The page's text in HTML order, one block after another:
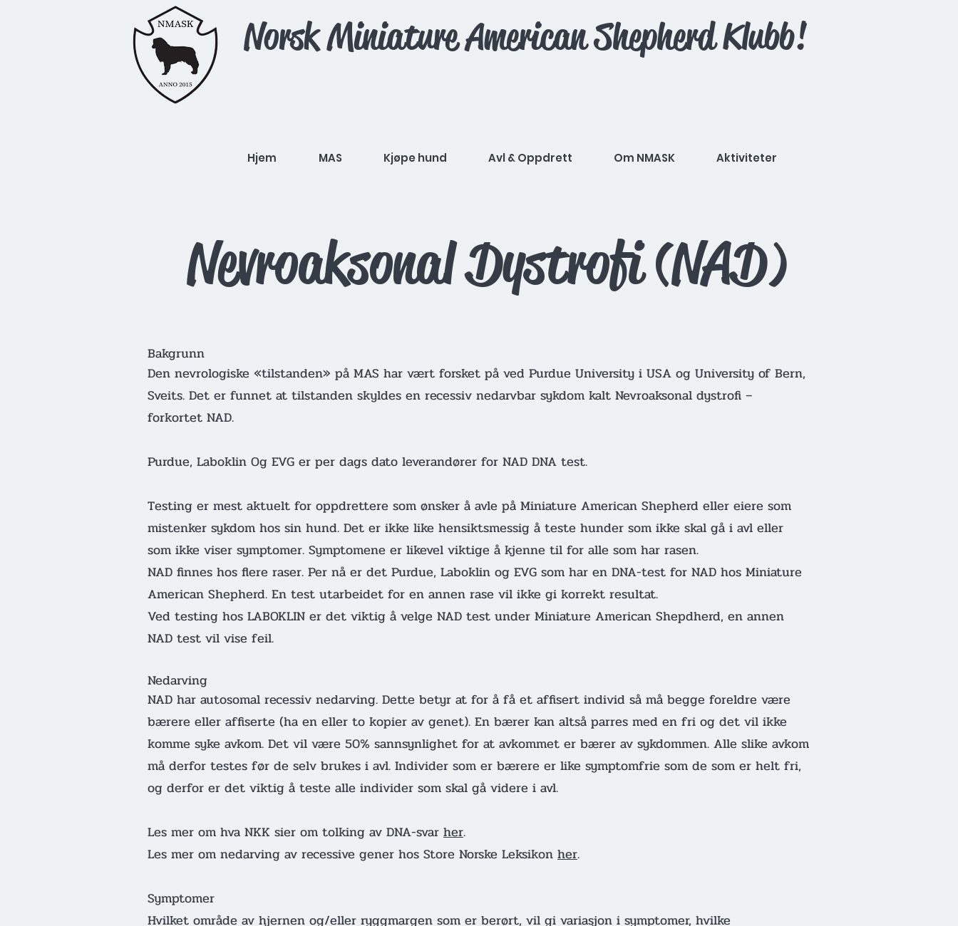
Norsk Miniature American Shepherd Klubb!
Hjem MAS Kjøpe hund Avl & Oppdrett Om NMASK Aktiviteter
Nevroaksonal Dystrofi (NAD)
Bakgrunn
Den nevrologiske «tilstanden» på MAS har vært forsket på ved Purdue University i USA og University of Bern,
Sveits. Det er funnet at tilstanden skyldes en recessiv nedarvbar sykdom kalt Nevroaksonal dystrofi –
forkortet NAD.
Purdue, Laboklin Og EVG er per dags dato leverandører for NAD DNA test.
Testing er mest aktuelt for oppdrettere som ønsker å avle på Miniature American Shepherd eller eiere som
mistenker sykdom hos sin hund. Det er ikke like hensiktsmessig å teste hunder som ikke skal gå i avl eller
som ikke viser symptomer. Symptomene er likevel viktige å kjenne til for alle som har rasen.
NAD finnes hos flere raser. Per nå er det Purdue, Laboklin og EVG som har en DNA-test for NAD hos Miniature
American Shepherd. En test utarbeidet for en annen rase vil ikke gi korrekt resultat.
Ved testing hos LABOKLIN er det viktig å velge NAD test under Miniature American Shepdherd, en annen
NAD test vil vise feil.
Nedarving
NAD har autosomal recessiv nedarving. Dette betyr at for å få et affisert individ så må begge foreldre være
bærere eller affiserte (ha en eller to kopier av genet). En bærer kan altså parres med en fri og det vil ikke
komme syke avkom. Det vil være 50% sannsynlighet for at avkommet er bærer av sykdommen. Alle slike avkom
må derfor testes før de selv brukes i avl. Individer som er bærere er like symptomfrie som de som er helt fri,
og derfor er det viktig å teste alle individer som skal gå videre i avl.
Les mer om hva NKK sier om tolking av DNA-svar her.
Les mer om nedarving av recessive gener hos Store Norske Leksikon her.
Symptomer
Hvilket område av hjernen og/eller ryggmargen som er berørt, vil gi variasjon i symptomer, hvilke